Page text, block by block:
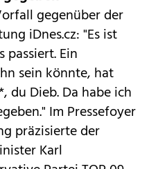
gegenüber der
iDnes.cz: "Es ist
Ein
sein könnte, hat
du Dieb. Da habe ich
Im Pressefoyer
präzisierte der
Karl